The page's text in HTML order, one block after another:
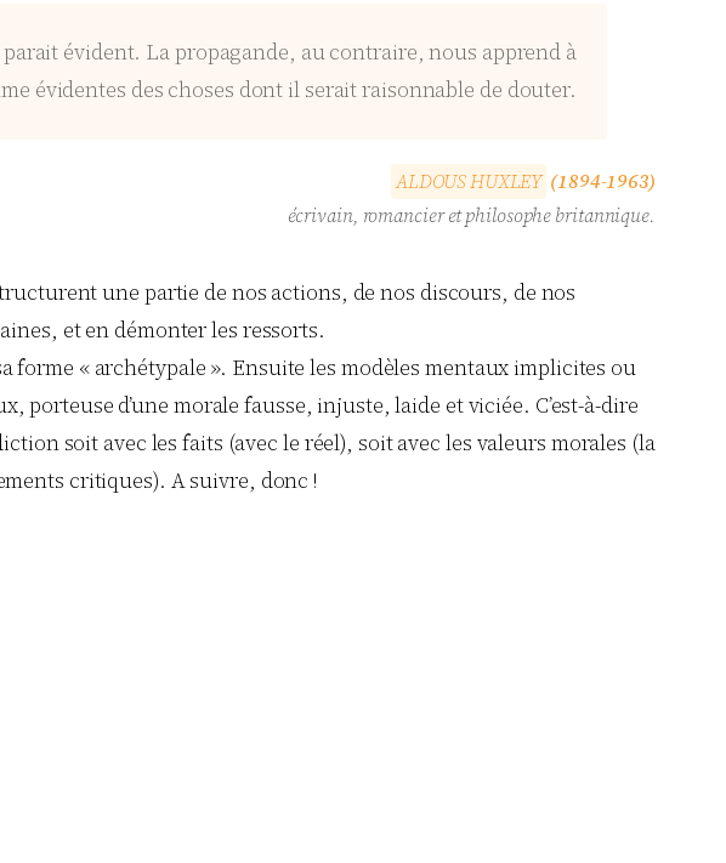
évident. La propagande, au contraire, nous apprend à
évidentes des choses dont il serait raisonnable de douter.
ALDOUSHUXLEY (1894-1963)
écrivain, romancier et philosophe britannique.
une partie de nos actions, de nos discours, de nos
et en démonter les ressorts.
forme « archétypale ». Ensuite les modèles mentaux implicites ou
d’une morale fausse, injuste, laide et viciée. C’est-à-dire
soit avec les faits (avec le réel), soit avec les valeurs morales (la
critiques). A suivre, donc !